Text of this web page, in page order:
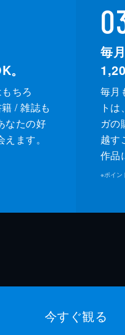
。
ちろ
/ 雑誌も
なたの好
ます。
毎
毎月
ト
ガの
越す
作品
※ポイン
今すぐ観る